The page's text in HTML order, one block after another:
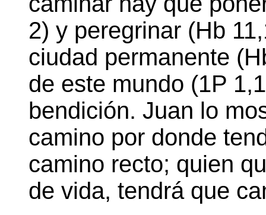
2) y peregrinar (Hb
ciudad permanente
de este mundo (1P
bendición. Juan lo
camino por donde
camino recto; quien
de vida, tendrá que